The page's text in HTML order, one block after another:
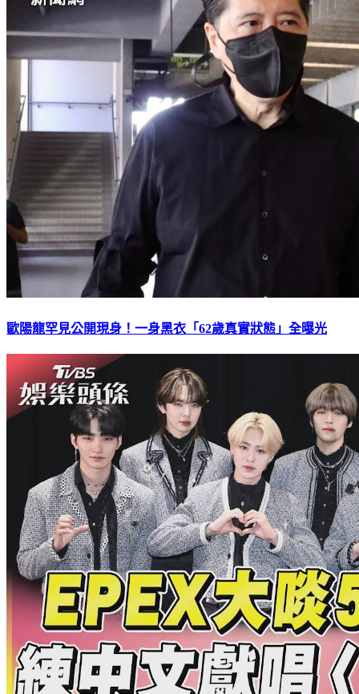
歐陽龍罕見公開現身！一身黑衣「62歲真實狀態」全曝光